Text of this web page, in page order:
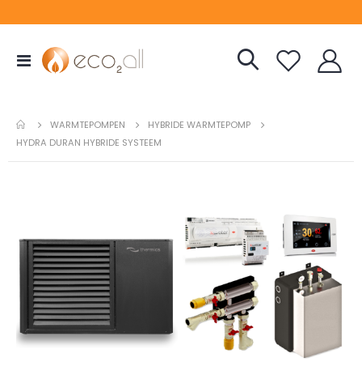
Toggle
Nav
WARMTEPOMPEN
HYBRIDE WARMTEPOMP
HYDRA DURAN HYBRIDE SYSTEEM
het
einde
van
afbeeldingen-
gallerij